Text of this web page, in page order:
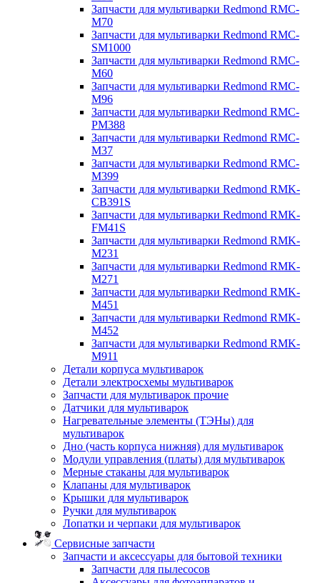
Запчасти для мультиварки Redmond RMC-
M70
Запчасти для мультиварки Redmond RMC-
SM1000
Запчасти для мультиварки Redmond RMC-
M60
Запчасти для мультиварки Redmond RMC-
M96
Запчасти для мультиварки Redmond RMC-
PM388
Запчасти для мультиварки Redmond RMC-
M37
Запчасти для мультиварки Redmond RMC-
M399
Запчасти для мультиварки Redmond RMK-
CB391S
Запчасти для мультиварки Redmond RMK-
FM41S
Запчасти для мультиварки Redmond RMK-
M231
Запчасти для мультиварки Redmond RMK-
M271
Запчасти для мультиварки Redmond RMK-
M451
Запчасти для мультиварки Redmond RMK-
M452
Запчасти для мультиварки Redmond RMK-
M911
Детали корпуса мультиварок
Детали электросхемы мультиварок
Запчасти для мультиварок прочие
Датчики для мультиварок
Нагревательные элементы (ТЭНы) для
мультиварок
Дно (часть корпуса нижняя) для мультиварок
Модули управления (платы) для мультиварок
Мерные стаканы для мультиварок
Клапаны для мультиварок
Крышки для мультиварок
Ручки для мультиварок
Лопатки и черпаки для мультиварок
Сервисные запчасти
Запчасти и аксессуары для бытовой техники
Запчасти для пылесосов